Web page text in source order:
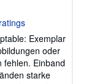
Exemplar
oder
fehlen. Einband
starke